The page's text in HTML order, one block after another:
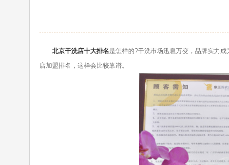
北京干洗店十大排名是怎样的?干洗市场迅息万变，品牌实力
店加盟排名，这样会比较靠谱。